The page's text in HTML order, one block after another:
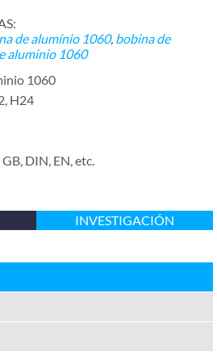
de alumínio 1060, bobina de
aluminio 1060
1060
H24
DIN, EN, etc.
INVESTIGACIÓN